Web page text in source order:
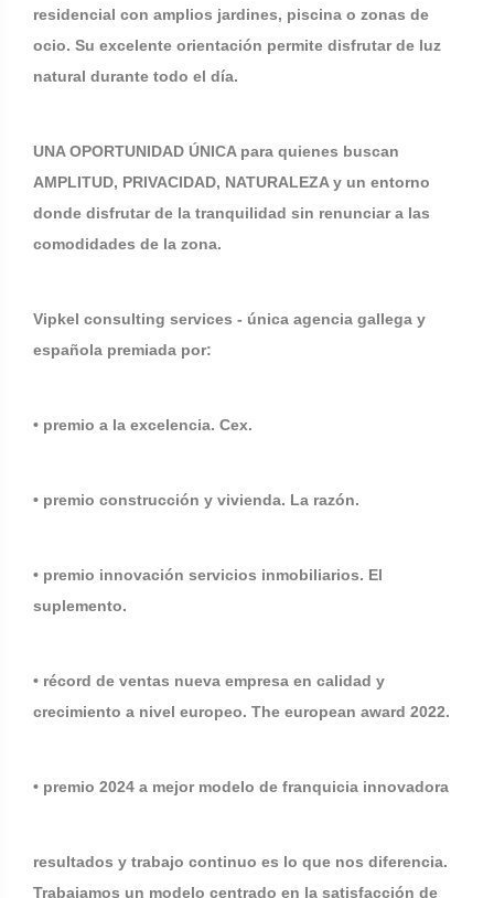
residencial con amplios jardines, piscina o zonas de
ocio. Su excelente orientación permite disfrutar de luz
natural durante todo el día.
UNA OPORTUNIDAD ÚNICA para quienes buscan
AMPLITUD, PRIVACIDAD, NATURALEZA y un entorno
donde disfrutar de la tranquilidad sin renunciar a las
comodidades de la zona.
Vipkel consulting services - única agencia gallega y
española premiada por:
• premio a la excelencia. Cex.
• premio construcción y vivienda. La razón.
• premio innovación servicios inmobiliarios. El
suplemento.
• récord de ventas nueva empresa en calidad y
crecimiento a nivel europeo. The european award 2022.
• premio 2024 a mejor modelo de franquicia innovadora
resultados y trabajo continuo es lo que nos diferencia.
Trabajamos un modelo centrado en la satisfacción de